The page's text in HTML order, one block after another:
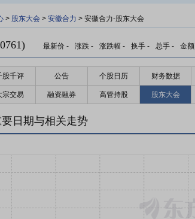
> 股东大会 > 安徽合力 > 安徽合力-股东大会
最新价 - 涨跌 - 涨跌幅 - 换手 - 总手 - 金额
股千评 公告 个股日历 财务数据
宗交易 融资融券 高管持股 股东大会
日期与相关走势